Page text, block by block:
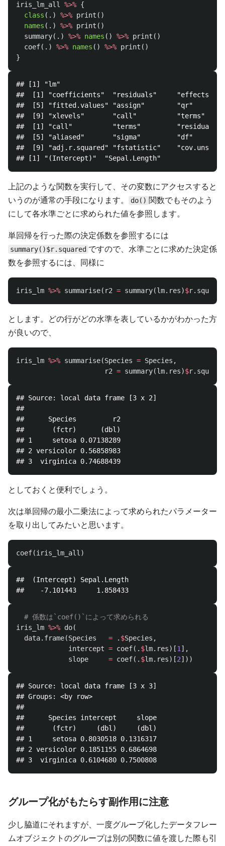
iris_lm_all %>% {
class ( . ) %>% print ()
names ( . ) %>% print ()
summary( . ) %>% names () %>% print ()
coef( . ) %>% names () %>% print ()
}
## [1] "lm"
##  [1] "coefficients"  "residuals"
##  [5] "fitted.values" "assign"        "qr"
##  [9] "xlevels"       "call"
##  [1] "call"          "terms"
##  [5] "aliased"       "sigma"         "df"
##  [9] "adj.r.squared" "fstatistic"
上記のような関数を実行して、その変数にアクセスすると
いうのが通常の手段になります。
do() 関数でもそのよう
にして各水準ごとに求められた値を参照します。
単回帰を行った際の決定係数を参照するには
summary()$r.squared ですので、水準ごとに求めた決定係
数を参照するには、同様に
iris_lm %>% summarise( r2 = summary(lm.res)$r.squared
とします。どの行がどの水準を表しているかがわかった方
が良いので、
iris_lm %>% summarise(Species = Species ,
r2 = summary(lm.res)$r.squared
## Source: local data frame [3 x 2]
##
##      Species         r2
##       (fctr)      (dbl)
## 1     setosa 0.07138289
## 2 versicolor 0.56858983
としておくと便利でしょう。
次は単回帰の最小二乗法によって求められたパラメーター
を取り出してみたいと思います。
coef(iris_lm_all )
##  (Intercept) Sepal.Length
# 係数は`coef()`によって求められる
iris_lm %>% do(
data.frame(Species = . $Species ,
intercept = coef( . $lm.res)[1 ],
slope
= coef( . $lm.res)[2]))
## Source: local data frame [3 x 3]
## Groups: <by row>
##
##      Species intercept     slope
##       (fctr)     (dbl)     (dbl)
## 1     setosa 0.8030518 0.1316317
## 2 versicolor 0.1851155 0.6864698
グループ化がもたらす副作用に注意
少し脇道にそれますが、一度グループ化したデータフレー
ムオブジェクトのグループは別の関数に値を渡した際も引